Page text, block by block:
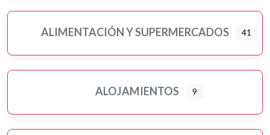
ALIMENTACIÓN Y SUPERMERCADOS 41
ALOJAMIENTOS 9